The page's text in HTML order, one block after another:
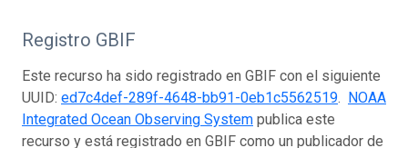
Registro GBIF
Este recurso ha sido registrado en GBIF con el siguiente
UUID: ed7c4def-289f-4648-bb91-0eb1c5562519. NOAA
Integrated Ocean Observing System publica este
recurso y está registrado en GBIF como un publicador de